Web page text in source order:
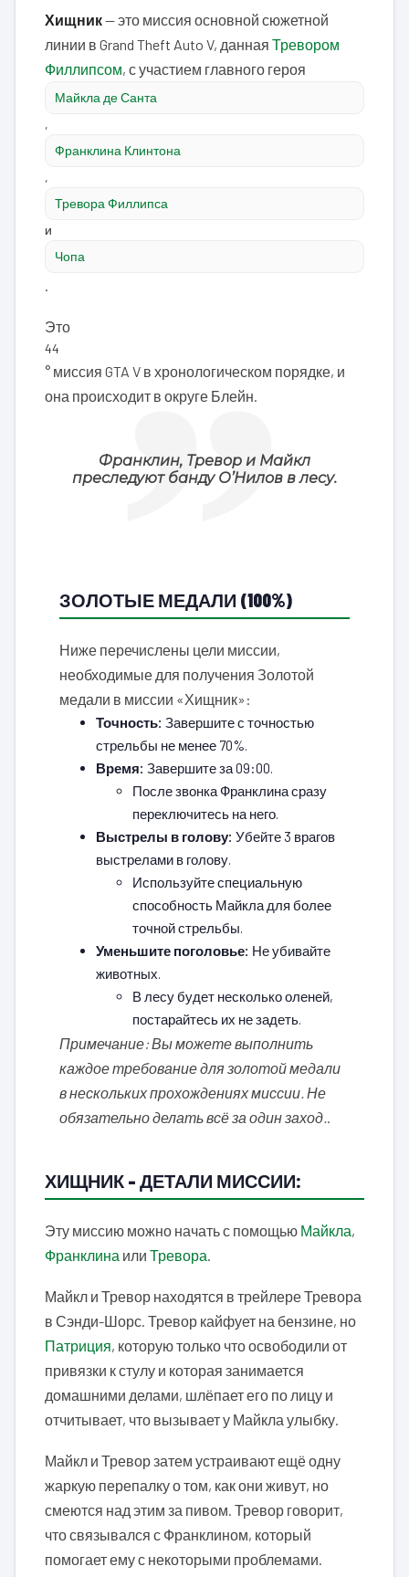
Хищник— это миссия основной сюжетной
линии в Grand Theft Auto V, данная Тревором
Филлипсом, с участием главного героя
Майкла де Санта
,
Франклина Клинтона
,
Тревора Филлипса
и
Чопа
.
Это
44
° миссия GTA V в хронологическом порядке, и
она происходит в округе Блейн.
Франклин, Тревор и Майкл
преследуют банду О’Нилов в лесу.
ЗОЛОТЫЕ МЕДАЛИ (100%)
Ниже перечислены цели миссии,
необходимые для получения Золотой
медали в миссии «Хищник»:
Точность: Завершите с точностью
стрельбы не менее 70%.
Время: Завершите за 09:00.
После звонка Франклина сразу
переключитесь на него.
Выстрелы в голову: Убейте 3 врагов
выстрелами в голову.
Используйте специальную
способность Майкла для более
точной стрельбы.
Уменьшите поголовье: Не убивайте
животных.
В лесу будет несколько оленей,
постарайтесь их не задеть.
Примечание: Вы можете выполнить
каждое требование для золотой медали
в нескольких прохождениях миссии. Не
обязательно делать всё за один заход..
ХИЩНИК – ДЕТАЛИ МИССИИ:
Эту миссию можно начать с помощью Майкла,
Франклина или Тревора.
Майкл и Тревор находятся в трейлере Тревора
в Сэнди-Шорс. Тревор кайфует на бензине, но
Патриция, которую только что освободили от
привязки к стулу и которая занимается
домашними делами, шлёпает его по лицу и
отчитывает, что вызывает у Майкла улыбку.
Майкл и Тревор затем устраивают ещё одну
жаркую перепалку о том, как они живут, но
смеются над этим за пивом. Тревор говорит,
что связывался с Франклином, который
помогает ему с некоторыми проблемами.